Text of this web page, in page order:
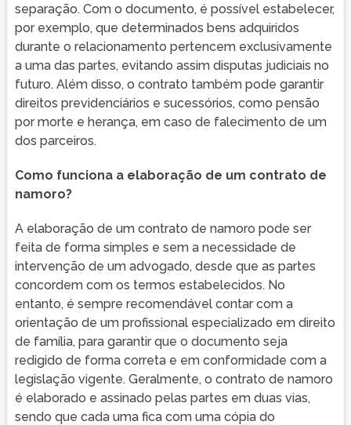
separação. Com o documento, é possível estabelecer,
por exemplo, que determinados bens adquiridos
durante o relacionamento pertencem exclusivamente
a uma das partes, evitando assim disputas judiciais no
futuro. Além disso, o contrato também pode garantir
direitos previdenciários e sucessórios, como pensão
por morte e herança, em caso de falecimento de um
dos parceiros.
Como funciona a elaboração de um contrato de
namoro?
A elaboração de um contrato de namoro pode ser
feita de forma simples e sem a necessidade de
intervenção de um advogado, desde que as partes
concordem com os termos estabelecidos. No
entanto, é sempre recomendável contar com a
orientação de um profissional especializado em direito
de família, para garantir que o documento seja
redigido de forma correta e em conformidade com a
legislação vigente. Geralmente, o contrato de namoro
é elaborado e assinado pelas partes em duas vias,
sendo que cada uma fica com uma cópia do